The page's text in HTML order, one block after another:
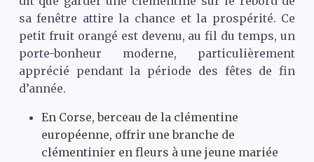
sa fenêtre attire la chance et la prospérité. Ce
petit fruit orangé est devenu, au fil du temps, un
porte-bonheur moderne, particulièrement
apprécié pendant la période des fêtes de fin
d’année.
En Corse, berceau de la clémentine
européenne, offrir une branche de
clémentinier en fleurs à une jeune mariée